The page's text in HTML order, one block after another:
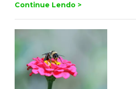
Continue Lendo >